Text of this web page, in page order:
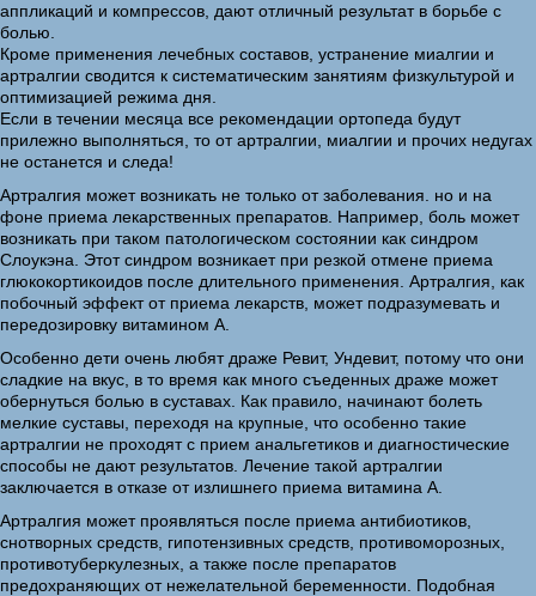
аппликаций и компрессов, дают отличный результат в борьбе с
болью.
Кроме применения лечебных составов, устранение миалгии и
артралгии сводится к систематическим занятиям физкультурой и
оптимизацией режима дня.
Если в течении месяца все рекомендации ортопеда будут
прилежно выполняться, то от артралгии, миалгии и прочих недугах
не останется и следа!
Артралгия может возникать не только от заболевания. но и на
фоне приема лекарственных препаратов. Например, боль может
возникать при таком патологическом состоянии как синдром
Слоукэна. Этот синдром возникает при резкой отмене приема
глюкокортикоидов после длительного применения. Артралгия, как
побочный эффект от приема лекарств, может подразумевать и
передозировку витамином А.
Особенно дети очень любят драже Ревит, Ундевит, потому что они
сладкие на вкус, в то время как много съеденных драже может
обернуться болью в суставах. Как правило, начинают болеть
мелкие суставы, переходя на крупные, что особенно такие
артралгии не проходят с прием анальгетиков и диагностические
способы не дают результатов. Лечение такой артралгии
заключается в отказе от излишнего приема витамина А.
Артралгия может проявляться после приема антибиотиков,
снотворных средств, гипотензивных средств, противоморозных,
противотуберкулезных, а также после препаратов
предохраняющих от нежелательной беременности. Подобная